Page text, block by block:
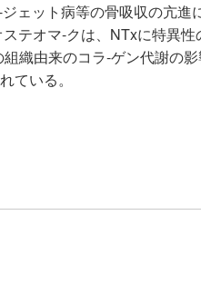
ェット病等の骨吸収の亢進
テオマ-クは、NTxに特異
織由来のコラ-ゲン代謝の
ている。